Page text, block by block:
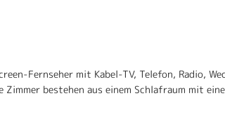
Fernseher mit Kabel-TV, Telefon, Radio,
bestehen aus einem Schlafraum mit